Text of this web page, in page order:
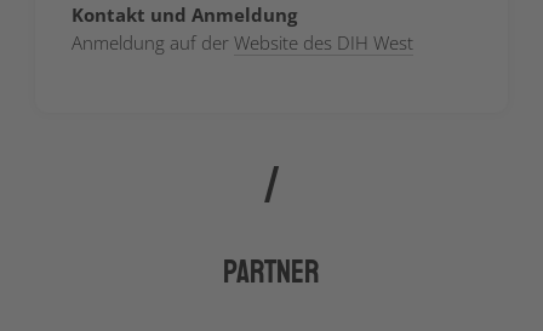
Kontakt und Anmeldung
Anmeldung auf der Website des DIH West
Partner